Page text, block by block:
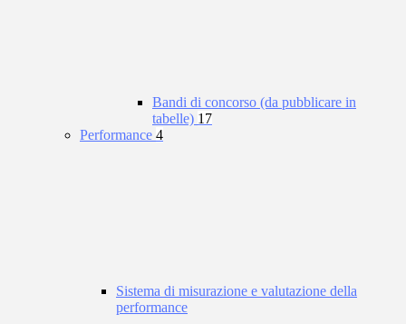
Bandi di concorso (da pubblicare in
tabelle) 17
Performance 4
Sistema di misurazione e valutazione della
performance